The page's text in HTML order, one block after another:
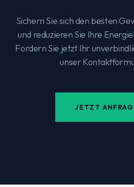
Sichern Sie sich den besten
und reduzieren Sie Ihre
Fordern Sie jetzt Ihr
unser
JETZT